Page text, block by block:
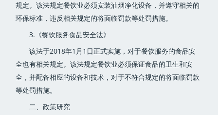
规定。该法规定餐饮业必须安装油烟净化设备，并遵守相关的
环保标准，违反相关规定的将面临罚款等处罚措施。
3.《餐饮服务食品安全法》
该法于2018年1月1日正式实施，对于餐饮服务的食品安
全也有相关规定。该法规定餐饮业必须保证食品的卫生和安
全，并配备相应的设备和技术，对于不符合规定的将面临罚款
等处罚措施。
二、政策研究